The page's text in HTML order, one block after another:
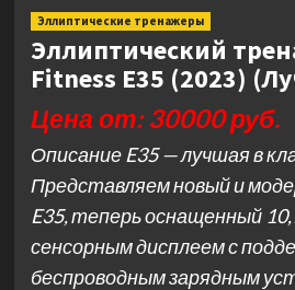
Эллиптические тренажеры
Эллиптический
Fitness E35 (2023)
Цена от: 30000 руб.
Описание E35 — лучшая в
Представляем новый и
E35, теперь оснащенный
сенсорным дисплеем с
беспроводным зарядным